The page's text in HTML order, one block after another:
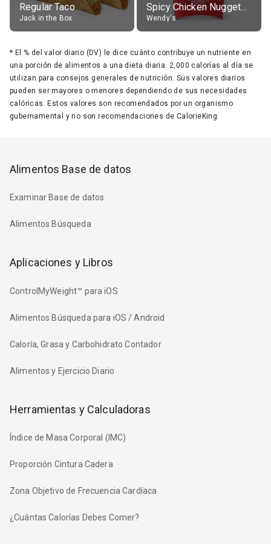
Regular Taco
Jack in the Box
Spicy Chicken Nuggets, without sauce
Wendy's
* El % del valor diario (DV) le dice cuánto contribuye un nutriente en
una porción de alimentos a una dieta diaria. 2,000 calorías al día se
utilizan para consejos generales de nutrición. Sus valores diarios
pueden ser mayores o menores dependiendo de sus necesidades
calóricas. Estos valores son recomendados por un organismo
gubernamental y no son recomendaciones de CalorieKing.
Alimentos Base de datos
Examinar Base de datos
Alimentos Búsqueda
Aplicaciones y Libros
ControlMyWeight™ para iOS
Alimentos Búsqueda para iOS / Android
Caloría, Grasa y Carbohidrato Contador
Alimentos y Ejercicio Diario
Herramientas y Calculadoras
Índice de Masa Corporal (IMC)
Proporción Cintura Cadera
Zona Objetivo de Frecuencia Cardíaca
¿Cuántas Calorías Debes Comer?